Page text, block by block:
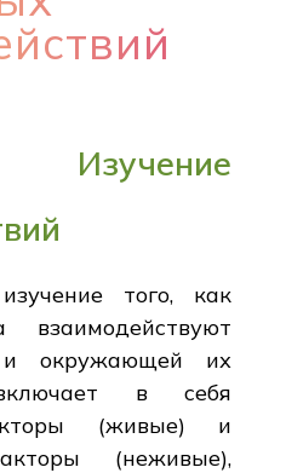
Изучение
того, как
окружающей их
в себя
(живые) и
(неживые),